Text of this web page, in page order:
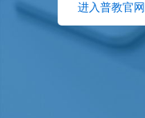
进入普教官网